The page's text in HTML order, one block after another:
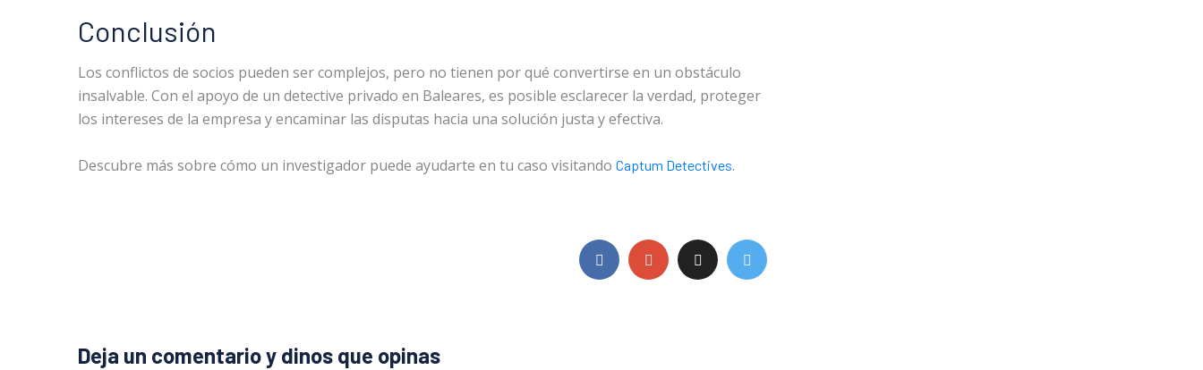
Conclusión
Los conflictos de socios pueden ser complejos, pero no tienen por qué convertirse en un obstáculo
insalvable. Con el apoyo de un detective privado en Baleares, es posible esclarecer la verdad, proteger
los intereses de la empresa y encaminar las disputas hacia una solución justa y efectiva.
Descubre más sobre cómo un investigador puede ayudarte en tu caso visitando Captum Detectives.
Deja un comentario y dinos que opinas